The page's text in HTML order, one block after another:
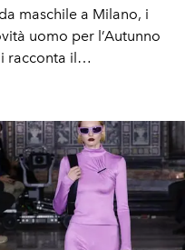
maschile a Milano, i
uomo per l’Autunno
racconta il